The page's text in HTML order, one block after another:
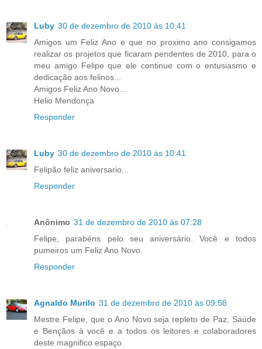
Luby 30 de dezembro de 2010 às 10:41
Amigos um Feliz Ano e que no proximo ano consigamos
realizar os projetos que ficaram pendentes de 2010, para o
meu amigo Felipe que ele continue com o entusiasmo e
dedicação aos felinos...
Amigos Feliz Ano Novo...
Helio Mendonça
Responder
Luby 30 de dezembro de 2010 às 10:41
Felipão feliz aniversario...
Responder
Anônimo 31 de dezembro de 2010 às 07:28
Felipe, parabéns pelo seu aniversário. Você e todos
pumeiros um Feliz Ano Novo.
Responder
Agnaldo Murilo 31 de dezembro de 2010 às 09:58
Mestre Felipe, que o Ano Novo seja repleto de Paz, Saúde
e Bençãos à você e a todos os leitores e colaboradores
deste magnifico espaço.